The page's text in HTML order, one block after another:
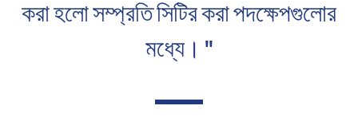
করা হলো সম্প্রতি সিটির করা পদক্ষেপগুলোর
মধ্যে। "